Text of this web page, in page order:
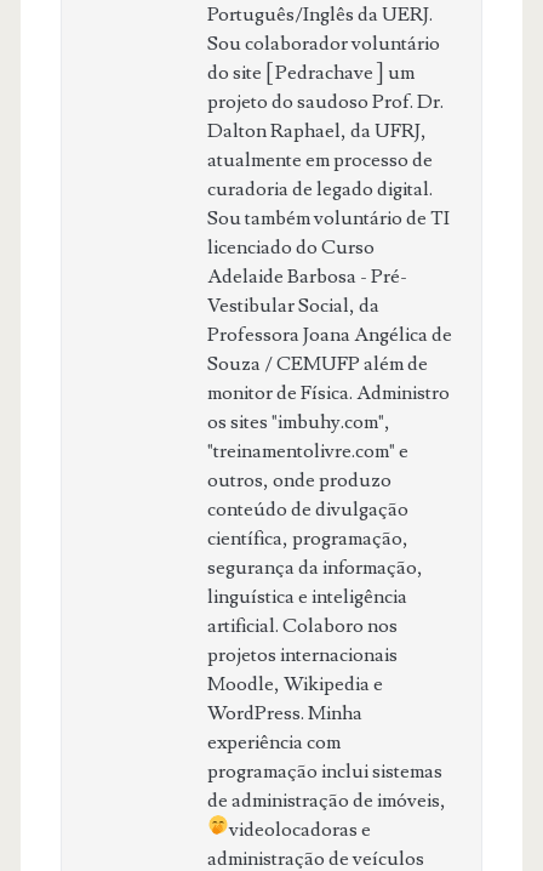
Português/Inglês da UERJ.
Sou colaborador voluntário
do site [ Pedrachave ] um
projeto do saudoso Prof. Dr.
Dalton Raphael, da UFRJ,
atualmente em processo de
curadoria de legado digital.
Sou também voluntário de TI
licenciado do Curso
Adelaide Barbosa - Pré-
Vestibular Social, da
Professora Joana Angélica de
Souza / CEMUFP além de
monitor de Física. Administro
os sites "imbuhy.com",
"treinamentolivre.com" e
outros, onde produzo
conteúdo de divulgação
científica, programação,
segurança da informação,
linguística e inteligência
artificial. Colaboro nos
projetos internacionais
Moodle, Wikipedia e
WordPress. Minha
experiência com
programação inclui sistemas
de administração de imóveis,
videolocadoras e
administração de veículos